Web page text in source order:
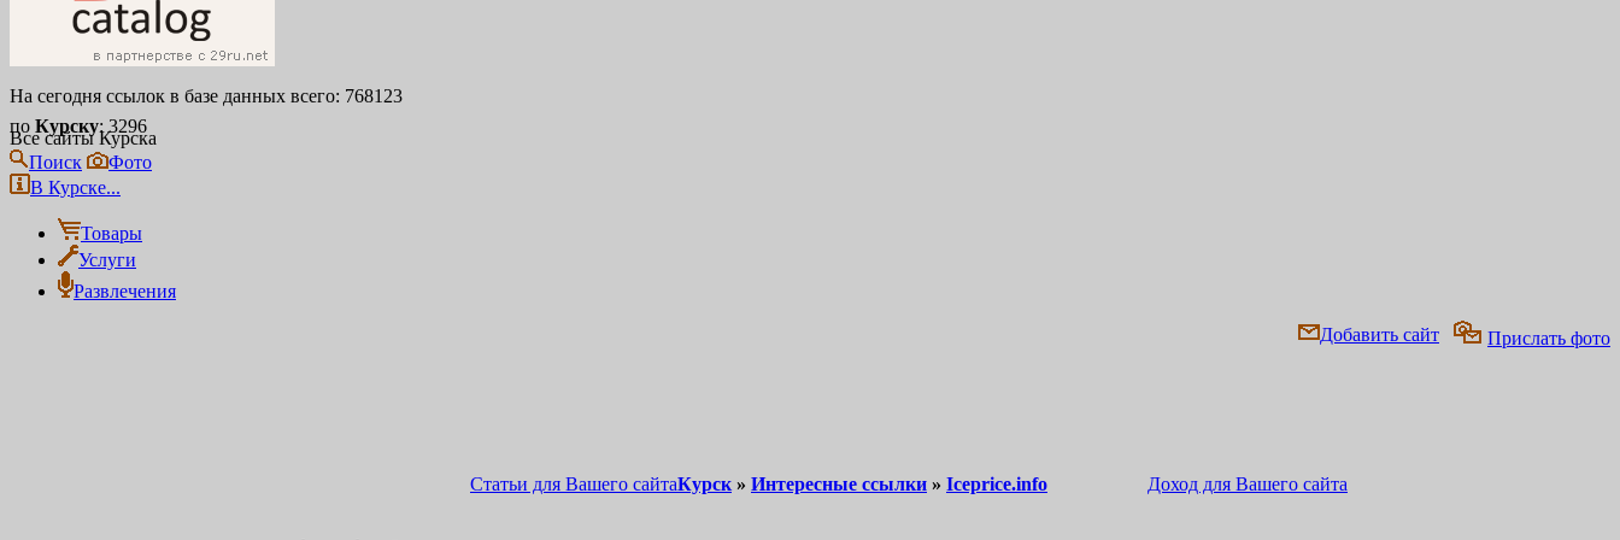
На сегодня ссылок в базе данных всего: 768123
по Курску: 3296
Все сайты Курска
Поиск
Фото
В Курске...
Товары
Услуги
Развлечения
Прислать фото
Добавить сайт
Статьи для Вашего сайта Доход для Вашего сайта
Курск » Интересные ссылки » Iceprice.info